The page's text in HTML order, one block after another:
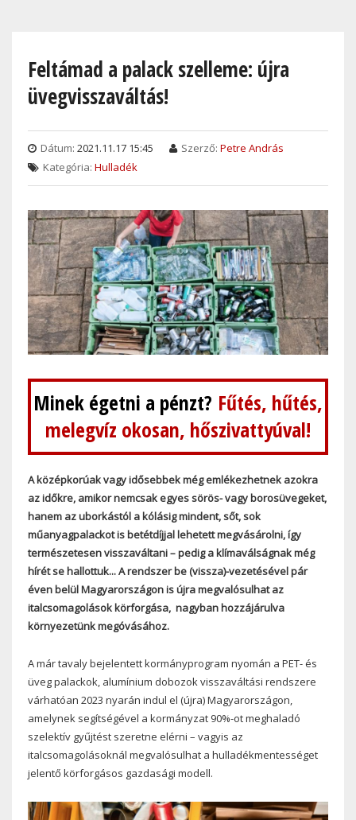
contentFeltámad a palack szelleme: újra
üvegvisszaváltás!
Dátum: 2021.11.17 15:45 Szerző: Petre András
Kategória: Hulladék
Minek égetni a pénzt? Fűtés, hűtés,
melegvíz okosan, hőszivattyúval!
A középkorúak vagy idősebbek még emlékezhetnek azokra
az időkre, amikor nemcsak egyes sörös- vagy borosüvegeket,
hanem az uborkástól a kólásig mindent, sőt, sok
műanyagpalackot is betétdíjjal lehetett megvásárolni, így
természetesen visszaváltani – pedig a klímaválságnak még
hírét se hallottuk... A rendszer be (vissza)-vezetésével pár
éven belül Magyarországon is újra megvalósulhat az
italcsomagolások körforgása, nagyban hozzájárulva
környezetünk megóvásához.
A már tavaly bejelentett kormányprogram nyomán a PET- és
üveg palackok, alumínium dobozok visszaváltási rendszere
várhatóan 2023 nyarán indul el (újra) Magyarországon,
amelynek segítségével a kormányzat 90%-ot meghaladó
szelektív gyűjtést szeretne elérni – vagyis az
italcsomagolásoknál megvalósulhat a hulladékmentességet
jelentő körforgásos gazdasági modell.